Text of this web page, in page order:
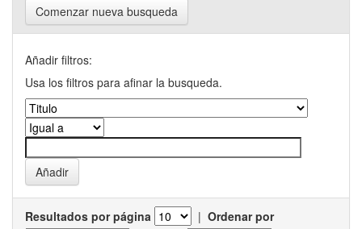
Comenzar nueva busqueda
Añadir filtros:
Usa los filtros para afinar la busqueda.
Resultados por página | Ordenar por